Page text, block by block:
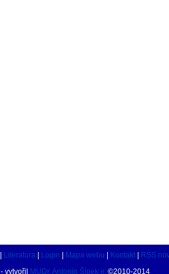
Literatura Login Mapa webu Kontakt
RSS
- vytvořil MUDr. Antonín Šípek jr. ©2010-2014